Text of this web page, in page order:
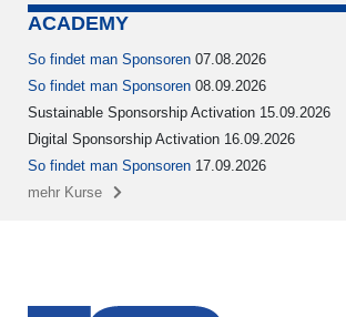
ACADEMY
So findet man Sponsoren 07.08.2026
So findet man Sponsoren 08.09.2026
Sustainable Sponsorship Activation 15.09.2026
Digital Sponsorship Activation 16.09.2026
So findet man Sponsoren 17.09.2026
mehr Kurse